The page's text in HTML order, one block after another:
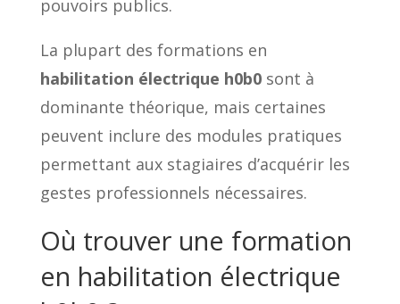
pouvoirs publics.
La plupart des formations en
habilitation électrique h0b0sont à
dominante théorique, mais certaines
peuvent inclure des modules pratiques
permettant aux stagiaires d’acquérir les
gestes professionnels nécessaires.
Où trouver une formation
en habilitation électrique